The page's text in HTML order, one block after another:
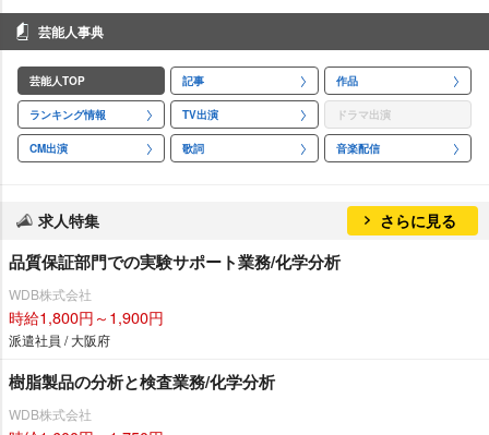
芸能人事典
芸能人TOP 記事 作品
ランキング情報 TV出演 ドラマ出演
CM出演 歌詞 音楽配信
求人特集 さらに見る
品質保証部門での実験サポート業務/化学分析
WDB株式会社
時給1,800円～1,900円
派遣社員 / 大阪府
樹脂製品の分析と検査業務/化学分析
WDB株式会社